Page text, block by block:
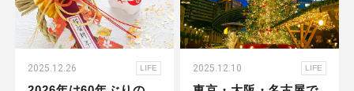
2025.12.26 LIFE 2025.12.10 LIFE